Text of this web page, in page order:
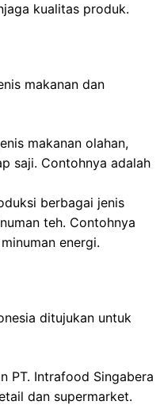
kualitas produk.
makanan dan
makanan olahan,
saji. Contohnya adalah
berbagai jenis
teh. Contohnya
energi.
ditujukan untuk
PT. Intrafood Singabera
dan supermarket.